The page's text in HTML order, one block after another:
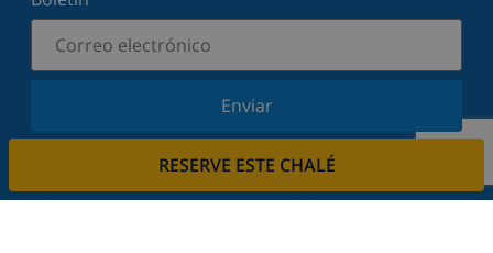
RESERVE ESTE CHALÉ
Enviar
Suscríbase a nuestro boletín y manténgase
ofertas. Respetamos su privacidad.